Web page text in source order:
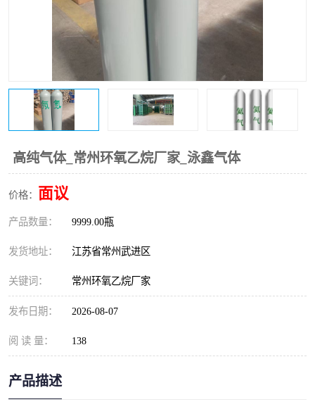
高纯气体_常州环氧乙烷厂家_泳鑫气体
价格： 面议
产品数量： 9999.00瓶
发货地址： 江苏省常州武进区
关键词： 常州环氧乙烷厂家
发布日期： 2026-08-07
阅 读 量： 138
产品描述